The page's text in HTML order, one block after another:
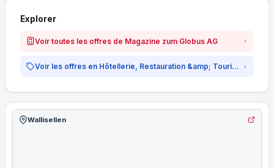
Explorer
Voir toutes les offres de Magazine zum Globus AG
Voir les offres en Hôtellerie, Restauration &amp; Tourisme
Wallisellen